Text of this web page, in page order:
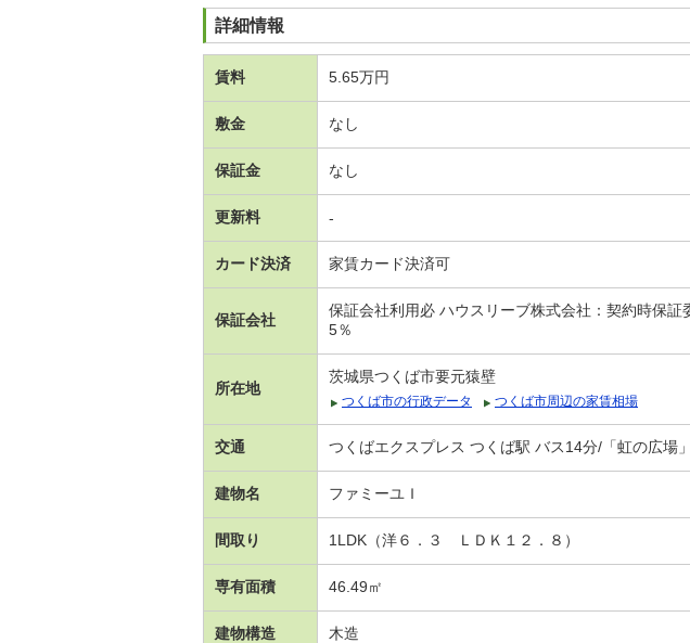
詳細情報
賃料 5.65万円
敷金 なし
保証金 なし
更新料 -
カード決済 家賃カード決済可
保証会社
保証会社利用必 ハウスリーブ株式会社：契約時保
5％
所在地
茨城県つくば市要元猿壁
つくば市の行政データ つくば市周辺の家賃相場
交通 つくばエクスプレス つくば駅 バス14分/「虹の広場
建物名 ファミーユＩ
間取り 1LDK（洋６．３ ＬＤＫ１２．８）
専有面積 46.49㎡
建物構造 木造